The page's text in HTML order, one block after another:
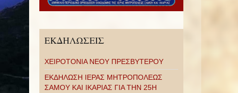
ΕΚΔΗΛΩΣΕΙΣ
ΧΕΙΡΟΤΟΝΙΑ ΝΕΟΥ ΠΡΕΣΒΥΤΕΡΟΥ
ΕΚΔΗΛΩΣΗ ΙΕΡΑΣ ΜΗΤΡΟΠΟΛΕΩΣ
ΣΑΜΟΥ ΚΑΙ ΙΚΑΡΙΑΣ ΓΙΑ ΤΗΝ 25Η